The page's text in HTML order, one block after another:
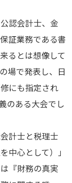
認会計士、金
証業務である書
るとは想像して
場で発表し、日
にも指定され
のある大会でし
計士と税理士
心として）」
『財務の真実